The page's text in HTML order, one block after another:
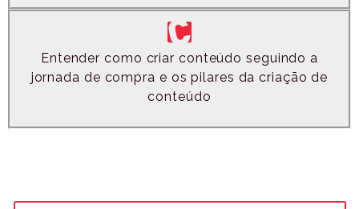
Entender como criar conteúdo seguindo a
jornada de compra e os pilares da criação de
conteúdo